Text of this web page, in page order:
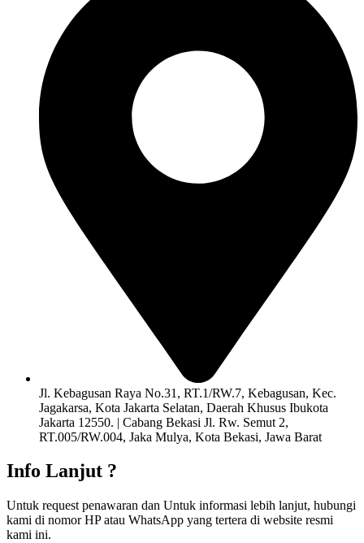
Jl. Kebagusan Raya No.31, RT.1/RW.7, Kebagusan, Kec.
Jagakarsa, Kota Jakarta Selatan, Daerah Khusus Ibukota
Jakarta 12550. | Cabang Bekasi Jl. Rw. Semut 2,
RT.005/RW.004, Jaka Mulya, Kota Bekasi, Jawa Barat
Info Lanjut ?
Untuk request penawaran dan Untuk informasi lebih lanjut, hubungi
kami di nomor HP atau WhatsApp yang tertera di website resmi
kami ini.